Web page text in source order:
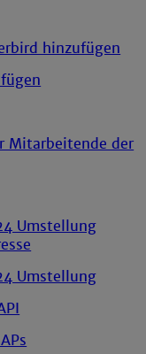
hinzufügen
Mitarbeitende der
Umstellung
Umstellung